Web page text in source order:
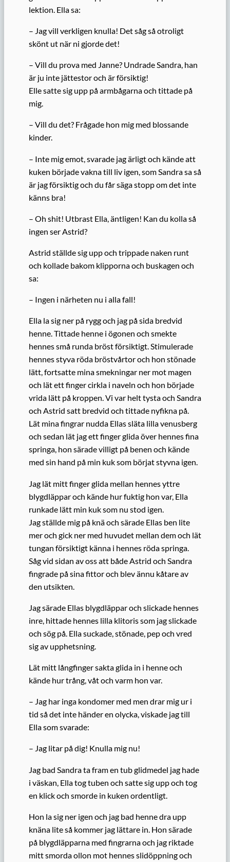
lektion. Ella sa:
– Jag vill verkligen knulla! Det såg så otroligt
skönt ut när ni gjorde det!
– Vill du prova med Janne? Undrade Sandra, han
är ju inte jättestor och är försiktig!
Elle satte sig upp på armbågarna och tittade på
mig.
– Vill du det? Frågade hon mig med blossande
kinder.
– Inte mig emot, svarade jag ärligt och kände att
kuken började vakna till liv igen, som Sandra sa så
är jag försiktig och du får säga stopp om det inte
känns bra!
– Oh shit! Utbrast Ella, äntligen! Kan du kolla så
ingen ser Astrid?
Astrid ställde sig upp och trippade naken runt
och kollade bakom klipporna och buskagen och
sa:
– Ingen i närheten nu i alla fall!
Ella la sig ner på rygg och jag på sida bredvid
henne. Tittade henne i ögonen och smekte
hennes små runda bröst försiktigt. Stimulerade
hennes styva röda bröstvårtor och hon stönade
lätt, fortsatte mina smekningar ner mot magen
och lät ett finger cirkla i naveln och hon började
vrida lätt på kroppen. Vi var helt tysta och Sandra
och Astrid satt bredvid och tittade nyfikna på.
Lät mina fingrar nudda Ellas släta lilla venusberg
och sedan lät jag ett finger glida över hennes fina
springa, hon särade villigt på benen och kände
med sin hand på min kuk som börjat styvna igen.
Jag lät mitt finger glida mellan hennes yttre
blygdläppar och kände hur fuktig hon var, Ella
runkade lätt min kuk som nu stod igen.
Jag ställde mig på knä och särade Ellas ben lite
mer och gick ner med huvudet mellan dem och lät
tungan försiktigt känna i hennes röda springa.
Såg vid sidan av oss att både Astrid och Sandra
fingrade på sina fittor och blev ännu kåtare av
den utsikten.
Jag särade Ellas blygdläppar och slickade hennes
inre, hittade hennes lilla klitoris som jag slickade
och sög på. Ella suckade, stönade, pep och vred
sig av upphetsning.
Lät mitt långfinger sakta glida in i henne och
kände hur trång, våt och varm hon var.
– Jag har inga kondomer med men drar mig ur i
tid så det inte händer en olycka, viskade jag till
Ella som svarade:
– Jag litar på dig! Knulla mig nu!
Jag bad Sandra ta fram en tub glidmedel jag hade
i väskan, Ella tog tuben och satte sig upp och tog
en klick och smorde in kuken ordentligt.
Hon la sig ner igen och jag bad henne dra upp
knäna lite så kommer jag lättare in. Hon särade
på blygdläpparna med fingrarna och jag riktade
mitt smorda ollon mot hennes slidöppning och